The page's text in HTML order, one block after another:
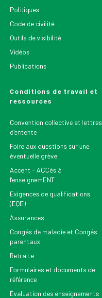
Politiques
Code de civilité
Outils de visibilité
Vidéos
Publications
Conditions de travail et
ressources
Convention collective et lettres
d’entente
Foire aux questions sur une
éventuelle grève
Accent – ACCès à
l’enseignemENT
Exigences de qualifications
(EQE)
Assurances
Congés de maladie et Congés
parentaux
Retraite
Formulaires et documents de
référence
Évaluation des enseignements